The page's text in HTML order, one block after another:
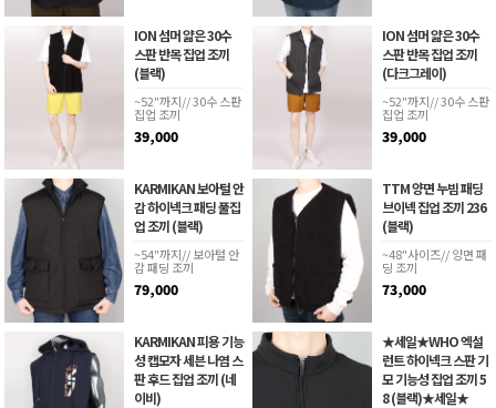
ION 섬머 얇은 30수
스판 반목 집업 조끼
(블랙)
~52"까지// 30수 스판
집업 조끼
39,000
ION 섬머 얇은 30수
스판 반목 집업 조끼
(다크그레이)
~52"까지// 30수 스판
집업 조끼
39,000
KARMIKAN 보아털 안
감 하이넥크 패딩 풀집
업 조끼 (블랙)
~54"까지// 보아털 안
감 패딩 조끼
79,000
TTM 양면 누빔 패딩
브이넥 집업 조끼 236
(블랙)
~48"사이즈// 양면 패
딩 조끼
73,000
KARMIKAN 피용 기능
성 캡모자 세븐 나염 스
판 후드 집업 조끼 (네
이비)
★세일★WHO 엑설
런트 하이넥크 스판 기
모 기능성 집업 조끼 5
8 (블랙)★세일★